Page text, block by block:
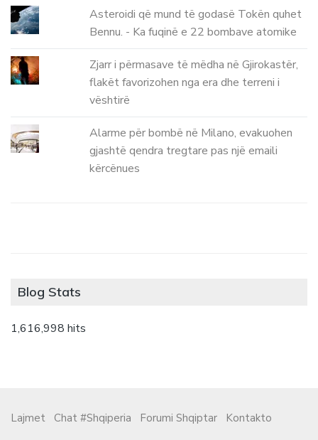
Asteroidi që mund të godasë Tokën quhet
Bennu. - Ka fuqinë e 22 bombave atomike
Zjarr i përmasave të mëdha në Gjirokastër,
flakët favorizohen nga era dhe terreni i
vështirë
Alarme për bombë në Milano, evakuohen
gjashtë qendra tregtare pas një emaili
kërcënues
Blog Stats
1,616,998 hits
Lajmet Chat #Shqiperia Forumi Shqiptar
Kontakto